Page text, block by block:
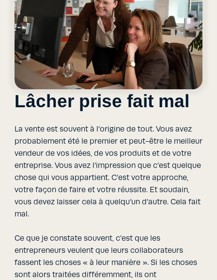
Lâcher prise fait mal
La vente est souvent à l’origine de tout. Vous avez
probablement été le premier et peut-être le meilleur
vendeur de vos idées, de vos produits et de votre
entreprise. Vous avez l’impression que c’est quelque
chose qui vous appartient. C’est votre approche,
votre façon de faire et votre réussite. Et soudain,
vous devez laisser cela à quelqu’un d’autre. Cela fait
mal.
Ce que je constate souvent, c’est que les
entrepreneurs veulent que leurs collaborateurs
fassent les choses « à leur manière ». Si les choses
sont alors traitées différemment, ils ont